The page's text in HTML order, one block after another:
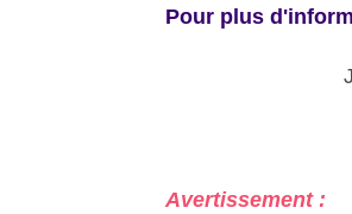
Pour plus
Avertissement :